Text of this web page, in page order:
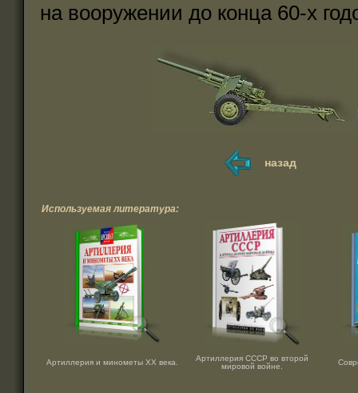
на вооружении до конца 60-х
назад
Используемая литература:
Артиллерия и минометы ХХ века.
Артиллерия СССР во второй
мировой войне.